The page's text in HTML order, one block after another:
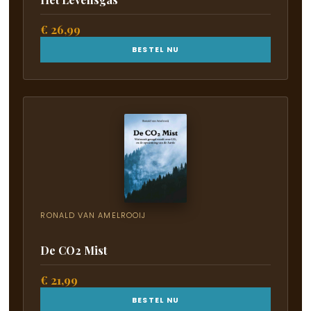
€ 26,99
BESTEL NU
RONALD VAN AMELROOIJ
De CO2 Mist
€ 21,99
BESTEL NU